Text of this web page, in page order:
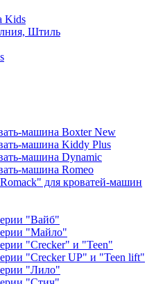
Kids
Штиль
машина Boxter New
машина Kiddy Plus
машина Dynamic
машина Romeo
для кроватей-машин
"Вайб"
"Майло"
"Creсker" и "Teen"
"Creсker UP" и "Teen lift"
"Лило"